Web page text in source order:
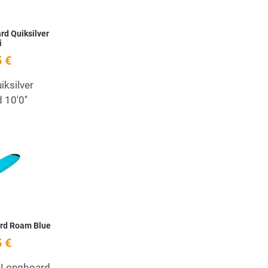
Quiksilver
€
10'0''
Roam Blue
€